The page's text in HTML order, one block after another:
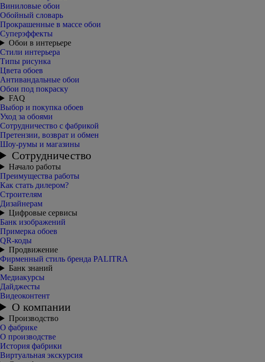
Виниловые обои
Обойный словарь
Прокрашенные в массе обои
Суперэффекты
Обои в интерьере
Стили интерьера
Типы рисунка
Цвета обоев
Антивандальные обои
Обои под покраску
FAQ
Выбор и покупка обоев
Уход за обоями
Сотрудничество с фабрикой
Претензии, возврат и обмен
Шоу-румы и магазины
Сотрудничество
Начало работы
Преимущества работы
Как стать дилером?
Строителям
Дизайнерам
Цифровые сервисы
Банк изображений
Примерка обоев
QR-коды
Продвижение
Фирменный стиль бренда PALITRA
Банк знаний
Медиакурсы
Дайджесты
Видеоконтент
О компании
Производство
О фабрике
О производстве
История фабрики
Виртуальная экскурсия